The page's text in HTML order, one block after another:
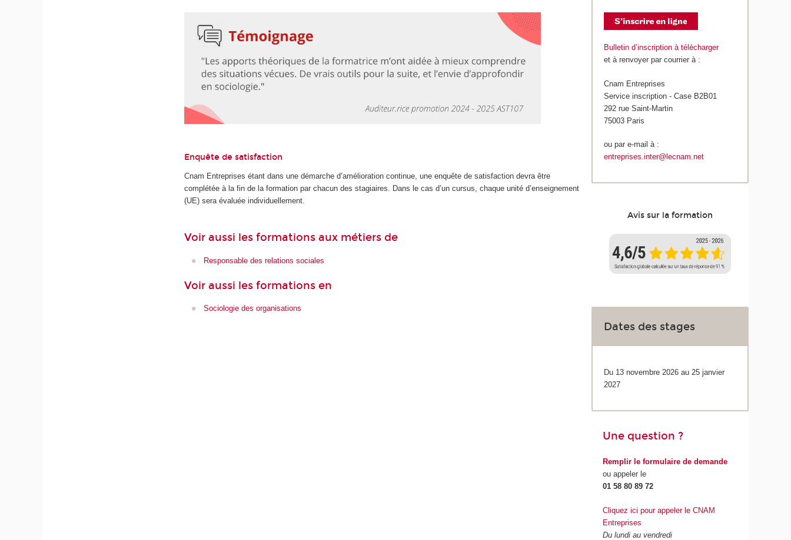
Enquête de satisfaction
Cnam Entreprises étant dans une démarche d’amélioration continue, une enquête de satisfaction devra être
complétée à la fin de la formation par chacun des stagiaires. Dans le cas d’un cursus, chaque unité d’enseignement
(UE) sera évaluée individuellement.
Voir aussi les formations aux métiers de
Responsable des relations sociales
Voir aussi les formations en
Sociologie des organisations
Bulletin d’inscription à télécharger
et à renvoyer par courrier à :
Cnam Entreprises
Service inscription - Case B2B01
292 rue Saint-Martin
75003 Paris
ou par e-mail à :
entreprises.inter@lecnam.net
Avis sur la formation
Dates des stages
Du 13 novembre 2026 au 25 janvier
2027
Une question ?
Remplir le formulaire de demande
ou appeler le
01 58 80 89 72
Cliquez ici pour appeler le CNAM
Entreprises
Du lundi au vendredi